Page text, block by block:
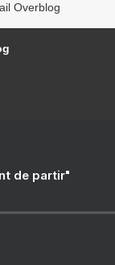
Overblog
de partir"